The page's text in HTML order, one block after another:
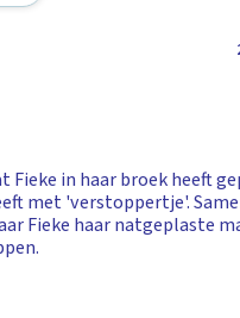
Fieke in haar broek heeft
met 'verstoppertje'.
Fieke haar natgeplaste